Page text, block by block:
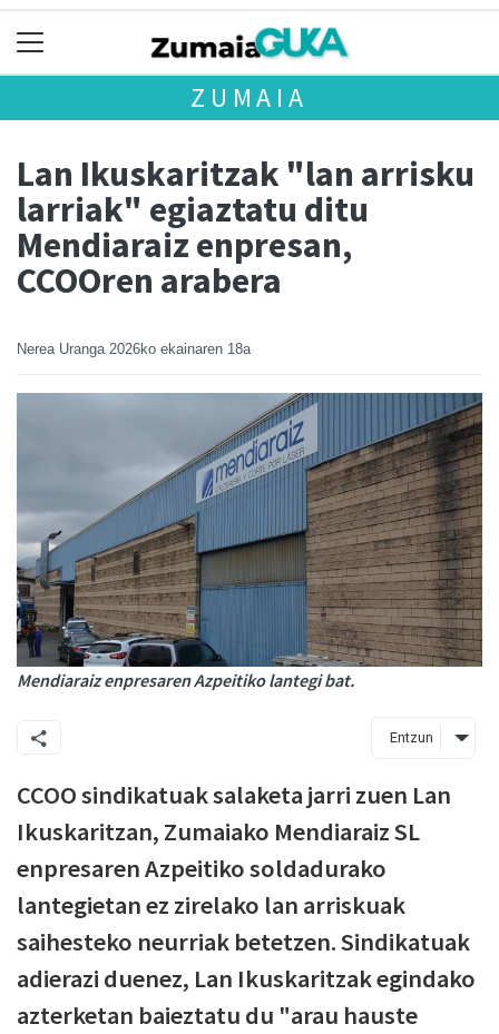
ZUMAIA
Lan Ikuskaritzak "lan arrisku
larriak" egiaztatu ditu
Mendiaraiz enpresan,
CCOOren arabera
Nerea Uranga 2026ko ekainaren 18a
Mendiaraiz enpresaren Azpeitiko lantegi bat.
Entzun
CCOO sindikatuak salaketa jarri zuen Lan
Ikuskaritzan, Zumaiako Mendiaraiz SL
enpresaren Azpeitiko soldadurako
lantegietan ez zirelako lan arriskuak
saihesteko neurriak betetzen. Sindikatuak
adierazi duenez, Lan Ikuskaritzak egindako
azterketan baieztatu du "arau hauste